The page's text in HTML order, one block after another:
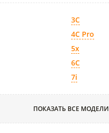
3C
4C Pro
5x
6C
7i
ПОКАЗАТЬ ВСЕ МОДЕЛИ